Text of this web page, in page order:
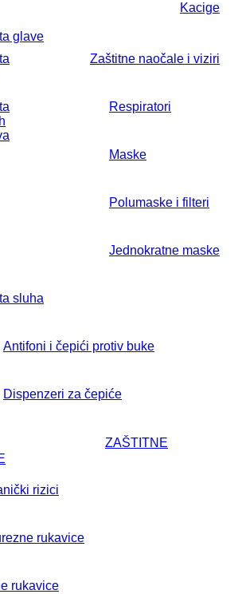
glave
Kacige
Zaštitne naočale i viziri
Respiratori
Maske
Polumaske i filteri
Jednokratne maske
sluha
Antifoni i čepići protiv buke
Dispenzeri za čepiće
ZAŠTITNE
rizici
rukavice
rukavice